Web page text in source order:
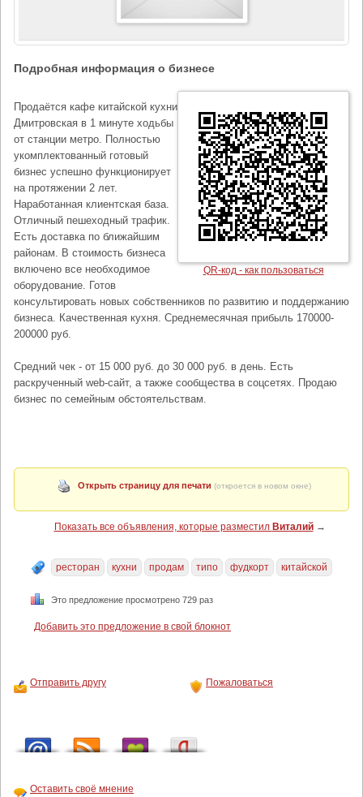
Подробная информация о бизнесе
QR-код - как пользоваться
Продаётся кафе китайской кухни
Дмитровская в 1 минуте ходьбы
от станции метро. Полностью
укомплектованный готовый
бизнес успешно функционирует
на протяжении 2 лет.
Наработанная клиентская база.
Отличный пешеходный трафик.
Есть доставка по ближайшим
районам. В стоимость бизнеса
включено все необходимое
оборудование. Готов
консультировать новых собственников по развитию и поддержанию
бизнеса. Качественная кухня. Среднемесячная прибыль 170000-
200000 руб.
Средний чек - от 15 000 руб. до 30 000 руб. в день. Есть
раскрученный web-сайт, а также сообщества в соцсетях. Продаю
бизнес по семейным обстоятельствам.
Открыть страницу для печати (откроется в новом окне)
Показать все объявления, которые разместил Виталий→
ресторан кухни продам типо фудкорт китайской
Это предложение просмотрено 729 раз
Добавить это предложение в свой блокнот
Отправить другу Пожаловаться
Оставить своё мнение